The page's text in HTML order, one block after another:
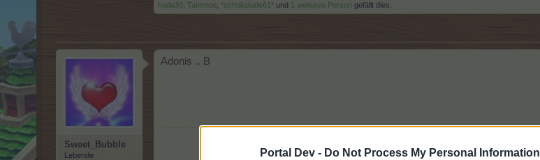
Portal Dev - Do Not Process My Personal Information
hoda30 Tammoo *schokolade61* und 1 weiteren Person gefällt dies.
Sweet_Bubble
Lebende
Adonis .. B